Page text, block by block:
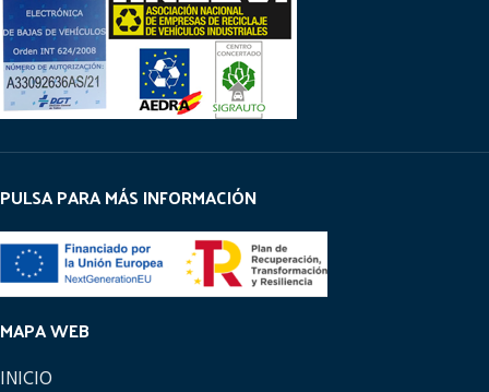
PULSA PARA MÁS INFORMACIÓN
MAPA WEB
INICIO